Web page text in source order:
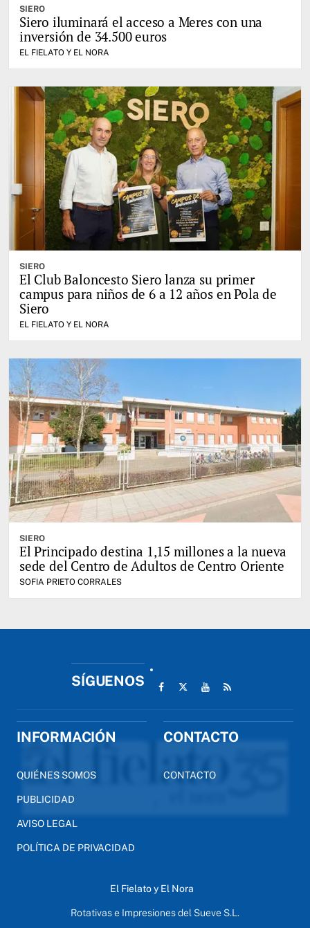
SIERO
Siero iluminará el acceso a Meres con una
inversión de 34.500 euros
EL FIELATO Y EL NORA
SIERO
El Club Baloncesto Siero lanza su primer
campus para niños de 6 a 12 años en Pola de
Siero
EL FIELATO Y EL NORA
SIERO
El Principado destina 1,15 millones a la nueva
sede del Centro de Adultos de Centro Oriente
SOFIA PRIETO CORRALES
SÍGUENOS
INFORMACIÓN
QUIÉNES SOMOS
PUBLICIDAD
AVISO LEGAL
POLÍTICA DE PRIVACIDAD
CONTACTO
CONTACTO
El Fielato y El Nora
Rotativas e Impresiones del Sueve S.L.